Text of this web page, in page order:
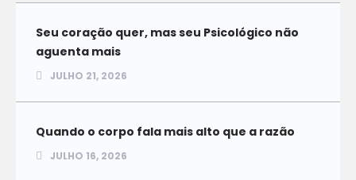
Seu coração quer, mas seu Psicológico não
aguenta mais
JULHO 21, 2026
Quando o corpo fala mais alto que a razão
JULHO 16, 2026